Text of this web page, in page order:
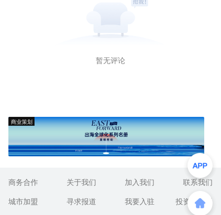
暂无评论
商业策划
商务合作 关于我们 加入我们
联系我们
城市加盟
寻求报道 我要入驻 投资者关系